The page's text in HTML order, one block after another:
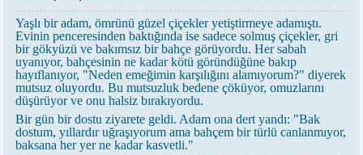
Yaşlı bir adam, ömrünü güzel çiçekler yetiştirmeye adamıştı.
Evinin penceresinden baktığında ise sadece solmuş çiçekler, gri
bir gökyüzü ve bakımsız bir bahçe görüyordu. Her sabah
uyanıyor, bahçesinin ne kadar kötü göründüğüne bakıp
hayıflanıyor, "Neden emeğimin karşılığını alamıyorum?" diyerek
mutsuz oluyordu. Bu mutsuzluk bedene çöküyor, omuzlarını
düşürüyor ve onu halsiz bırakıyordu.
Bir gün bir dostu ziyarete geldi. Adam ona dert yandı: "Bak
dostum, yıllardır uğraşıyorum ama bahçem bir türlü canlanmıyor,
baksana her yer ne kadar kasvetli."